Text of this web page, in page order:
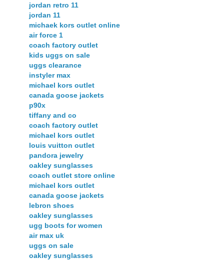
jordan retro 11
jordan 11
michaek kors outlet online
air force 1
coach factory outlet
kids uggs on sale
uggs clearance
instyler max
michael kors outlet
canada goose jackets
p90x
tiffany and co
coach factory outlet
michael kors outlet
louis vuitton outlet
pandora jewelry
oakley sunglasses
coach outlet store online
michael kors outlet
canada goose jackets
lebron shoes
oakley sunglasses
ugg boots for women
air max uk
uggs on sale
oakley sunglasses